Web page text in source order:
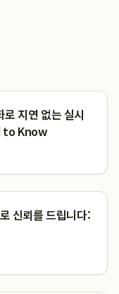
지연 없는 실시
to Know
신뢰를 드립니다: